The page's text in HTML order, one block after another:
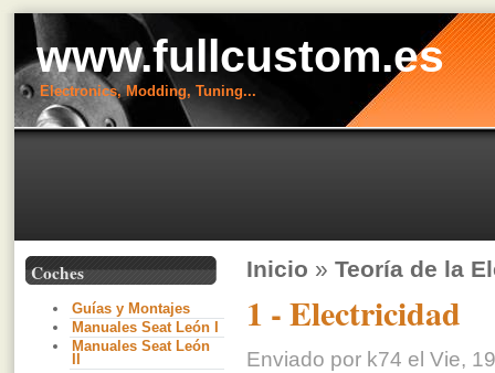
www.fullcustom.es
Electronics, Modding, Tuning...
Coches
Guías y Montajes
Manuales Seat León I
Manuales Seat León
Inicio » Teoría de la
1 - Electricidad
Enviado por k74 el Vie,